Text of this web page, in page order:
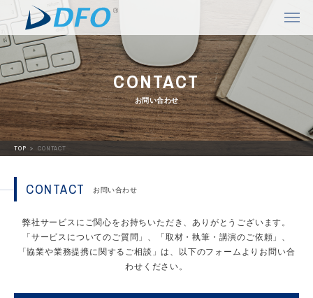
CONTACT
お問い合わせ
TOP CONTACT
CONTACT お問い合わせ
弊社サービスにご関心をお持ちいただき、ありがとうございます。
「サービスについてのご質問」、「取材・執筆・講演のご依頼」、
「協業や業務提携に関するご相談」は、
以下のフォームよりお問い合
わせください。